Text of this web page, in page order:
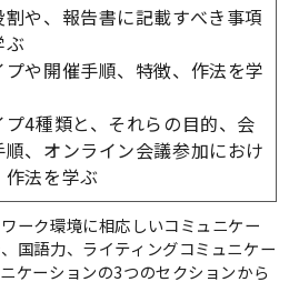
や、報告書に記載すべき事項
ぶ
プや開催手順、特徴、作法を学
プ4種類と、それらの目的、会
、オンライン会議参加におけ
作法を学ぶ
ーク環境に相応しいコミュニケー
国語力、ライティングコミュニケー
ケーションの3つのセクションから